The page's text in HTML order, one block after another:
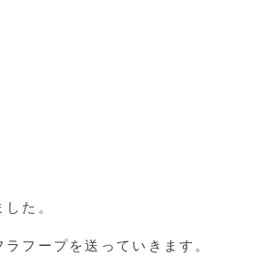
た。
フープを送っていきます。